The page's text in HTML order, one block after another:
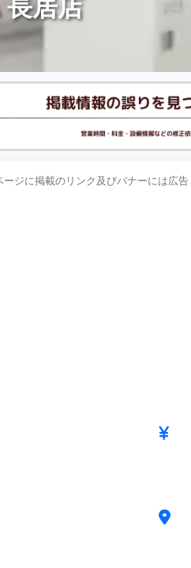
居店
ージに掲載のリンク及びバナーには広告